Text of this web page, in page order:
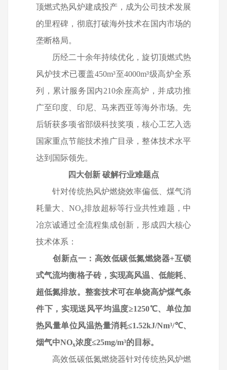
顶燃式热风炉建成投产，成为公司技术发展
的里程碑，彻底打破海外技术在国内市场的
垄断格局。
历经二十余年持续优化，旋切顶燃式热
风炉技术已覆盖450m³至4000m³级高炉全系
列，累计服务国内210余座高炉，并成功推
广至印度、印尼、马来西亚等海外市场。先
后斩获多项省部级科技奖项，核心工艺入选
国家重点节能技术推广目录，整体技术水平
达到国际领先。
四大创新 破解行业难题点
针对传统热风炉燃烧效率偏低、煤气消
耗量大、 NOx排放超标等行业共性难题，中
冶京诚通过全流程集成创新，形成四大核心
技术体系：
创新点一：高效低碳低氮燃烧器+互锁
式气流均衡格子砖，实现高风温、低能耗、
超低氮排放。整套技术可在单烧高炉煤气条
件下，实现送风平均温度≥1250℃、单位加
热风量单位风温热量消耗≤1.52kJ/Nm³/℃、
烟气中NOx浓度≤25mg/m³的目标。
高效低碳低氮燃烧器针对传统热风炉燃